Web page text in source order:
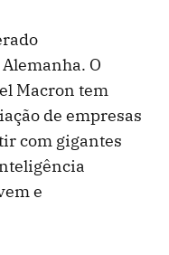
O
Macron tem
de empresas
com gigantes
e